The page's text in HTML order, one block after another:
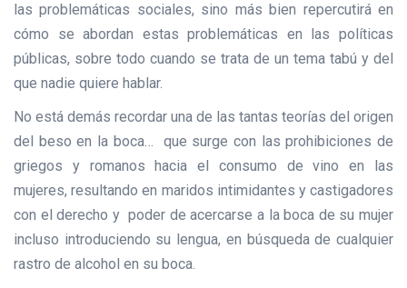
las problemáticas sociales, sino más bien repercutirá en
cómo se abordan estas problemáticas en las políticas
públicas, sobre todo cuando se trata de un tema tabú y del
que nadie quiere hablar.
No está demás recordar una de las tantas teorías del origen
del beso en la boca… que surge con las prohibiciones de
griegos y romanos hacia el consumo de vino en las
mujeres, resultando en maridos intimidantes y castigadores
con el derecho y poder de acercarse a la boca de su mujer
incluso introduciendo su lengua, en búsqueda de cualquier
rastro de alcohol en su boca.